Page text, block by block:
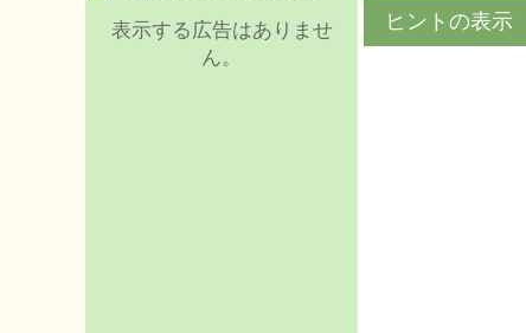
ヒントの表示
表示する広告はありませ
ん。